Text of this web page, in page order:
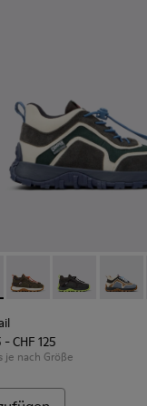
Textil und
Boots aus Textil
Boots aus
- K900359-006 -
Drift Trail -Drift Trail -
Drift
- CHF 125
je nach Größe